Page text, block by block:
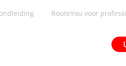
RouteYou voor